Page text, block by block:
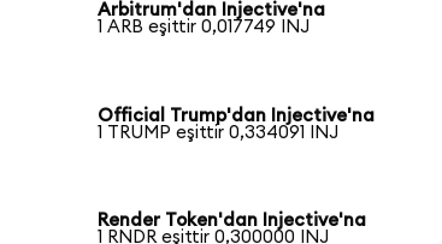
Arbitrum'dan Injective'na
1 ARB eşittir 0,017749 INJ
Official Trump'dan Injective'na
1 TRUMP eşittir 0,334091 INJ
Render Token'dan Injective'na
1 RNDR eşittir 0,300000 INJ